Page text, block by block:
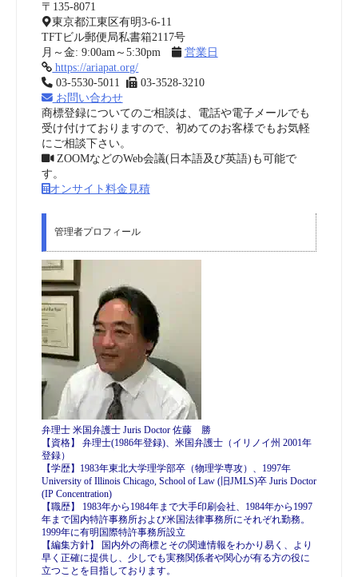
〒135-8071
東京都江東区有明3-6-11
TFTビル郵便局私書箱2117号
月～金: 9:00am～5:30pm
営業日
https://ariapat.org/
03-5530-5011
03-3528-3210
お問い合わせ
商標登録についてのご相談は、電話や電子メールでも
受け付けておりますので、初めてのお客様でもお気軽
にご相談下さい。
ZOOMなどのWeb会議(日本語及び英語)も可能で
す。
オンサイト料金見積
管理者プロフィール
弁理士 米国弁護士 Juris Doctor 佐藤 勝
【資格】 弁理士(1986年登録)、米国弁護士（イリノイ州 2001年
登録）
【学歴】1983年東北大学理学部卒（物理学専攻）、1997年
University of Illinois Chicago, School of Law (旧JMLS)卒 Juris Doctor
(IP Concentration)
【職歴】 1983年から1984年まで大手印刷会社、1984年から1997
年まで国内特許事務所および米国法律事務所にそれぞれ勤務。
1999年に有明国際特許事務所設立
【編集方針】 国内外の商標とその関連情報をわかり易く、より
早く正確に提供し、少しでも実務関係者や関心が有る方の役に
立つことを目指しております。